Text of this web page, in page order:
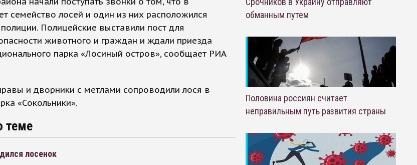
семейство лосей и один из них расположился
Полицейские выставили пост для
животного и граждан и ждали приезда
парка «Лосиный остров», сообщает РИА
и дворники с метлами сопроводили лося в
«Сокольники».
теме
лосенок
обманным путем
Половина россиян считает
неправильным путь развития страны